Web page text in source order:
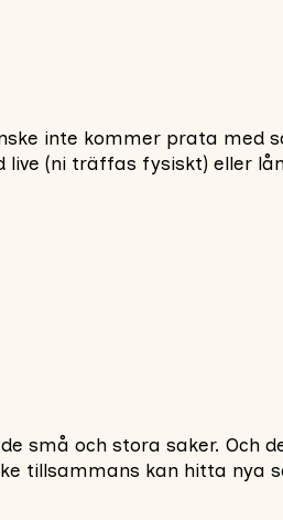
inte kommer prata med
(ni träffas fysiskt) eller
små och stora saker. Och
tillsammans kan hitta nya